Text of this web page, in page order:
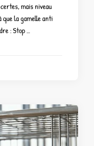
mais niveau
que la gamelle anti
: Stop …